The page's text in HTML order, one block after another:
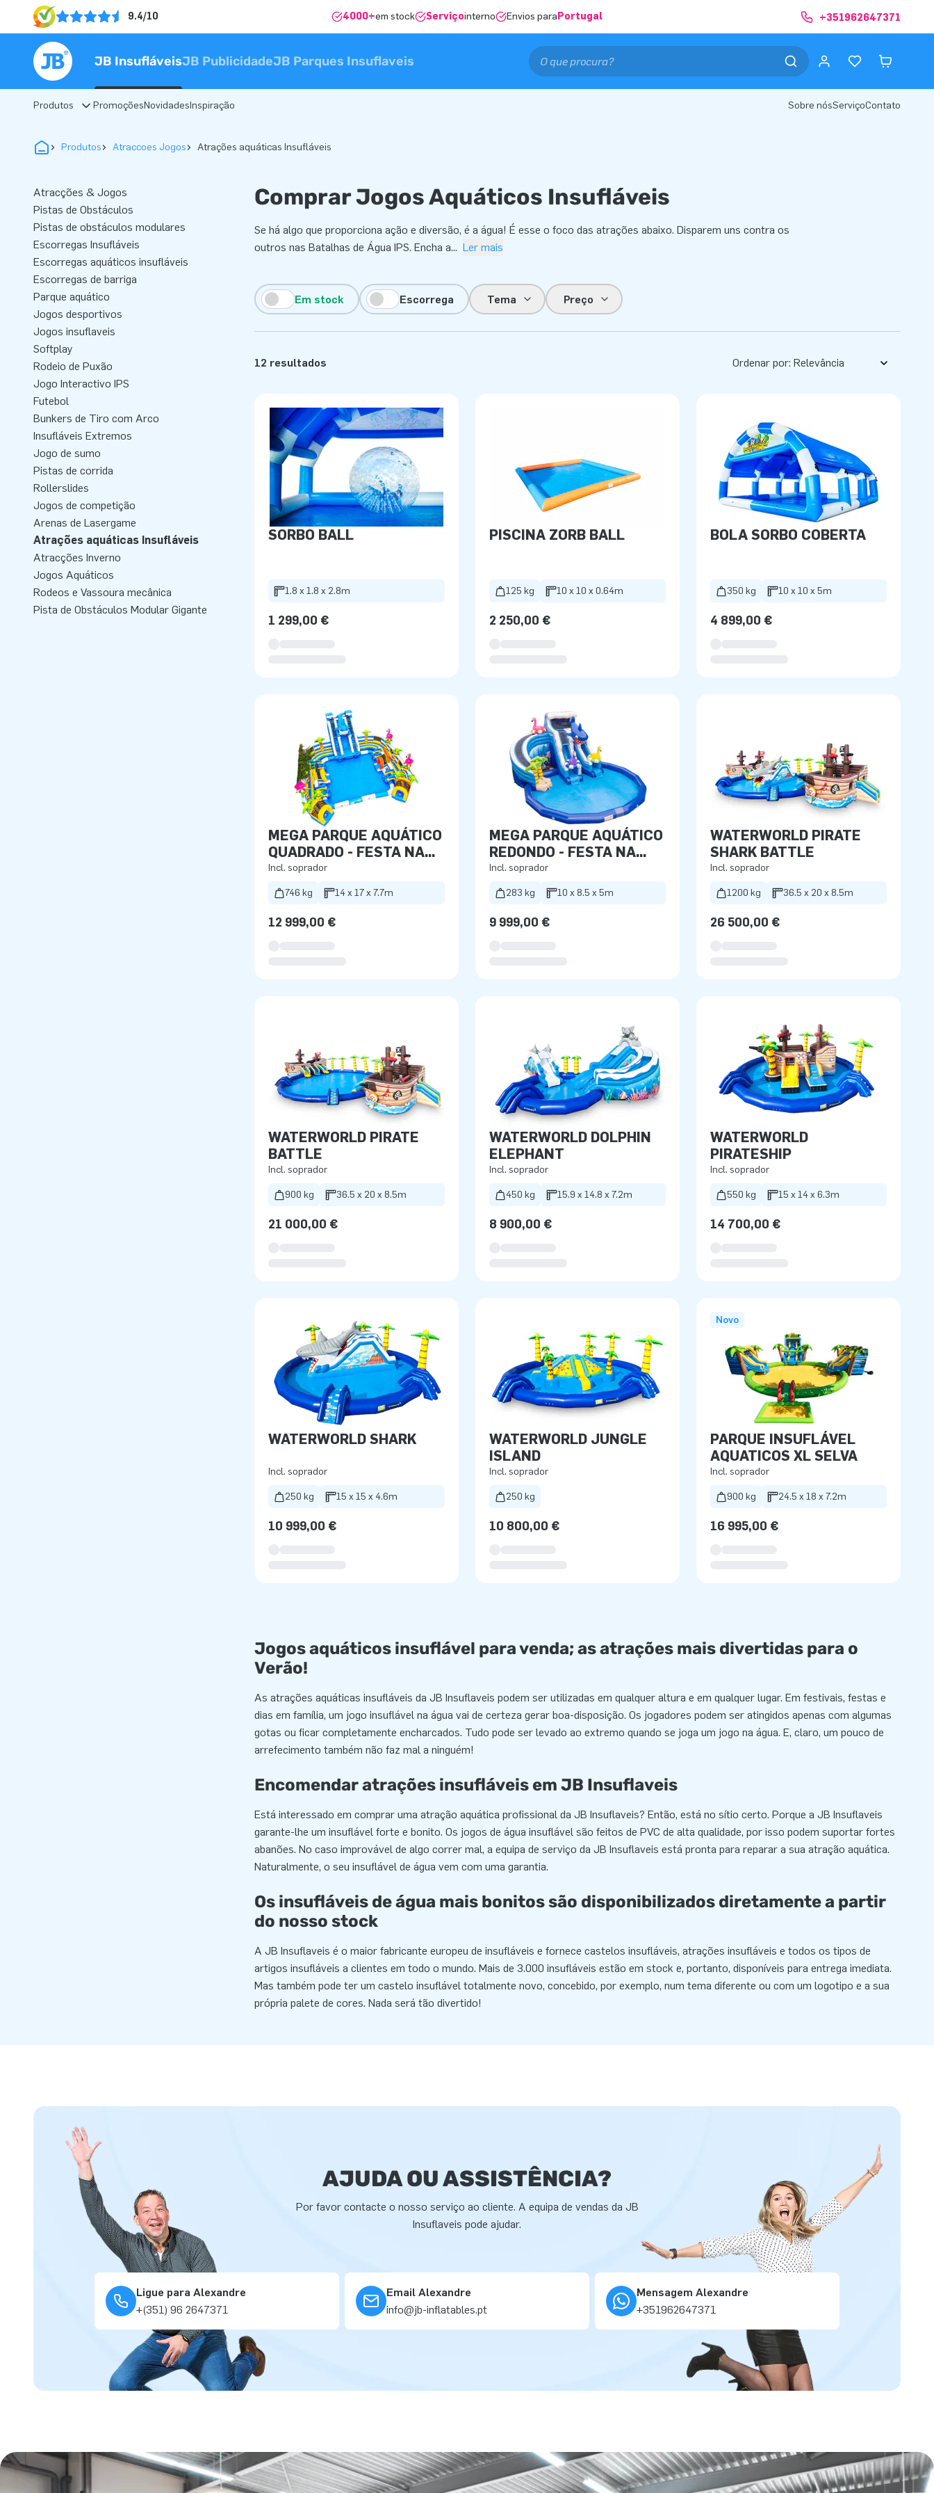
9.4/10 4000+em stock Serviçointerno Envios para Portugal +351962647371
JB InsufláveisJB PublicidadeJB Parques Insuflaveis
Produtos PromoçõesNovidadesInspiração Sobre nósServiçoContato
Produtos Atraccoes Jogos Atrações aquáticas Insufláveis
Atracções & Jogos
Pistas de Obstáculos
Pistas de obstáculos modulares
Escorregas Insufláveis
Escorregas aquáticos insufláveis
Escorregas de barriga
Parque aquático
Jogos desportivos
Jogos insuflaveis
Softplay
Rodeio de Puxão
Jogo Interactivo IPS
Futebol
Bunkers de Tiro com Arco
Insufláveis Extremos
Jogo de sumo
Pistas de corrida
Rollerslides
Jogos de competição
Arenas de Lasergame
Atrações aquáticas Insufláveis
Atracções Inverno
Jogos Aquáticos
Rodeos e Vassoura mecânica
Pista de Obstáculos Modular Gigante
Comprar Jogos Aquáticos Insufláveis
Se há algo que proporciona ação e diversão, é a água! É esse o foco das atrações abaixo. Disparem uns contra os
outros nas Batalhas de Água IPS. Encha a... Ler mais
Em stock Escorrega Tema Preço
12 resultados Ordenar por:
SORBO BALL
1.8 x 1.8 x 2.8m
1 299,00 €
PISCINA ZORB BALL
125 kg 10 x 10 x 0.64m
2 250,00 €
BOLA SORBO COBERTA
350 kg 10 x 10 x 5m
4 899,00 €
MEGA PARQUE AQUÁTICO
QUADRADO - FESTA NA
PRAIA
Incl. soprador
746 kg 14 x 17 x 7.7m
12 999,00 €
MEGA PARQUE AQUÁTICO
REDONDO - FESTA NA
PRAIA
Incl. soprador
283 kg 10 x 8.5 x 5m
9 999,00 €
WATERWORLD PIRATE
SHARK BATTLE
Incl. soprador
1200 kg 36.5 x 20 x 8.5m
26 500,00 €
WATERWORLD PIRATE
BATTLE
Incl. soprador
900 kg 36.5 x 20 x 8.5m
21 000,00 €
WATERWORLD DOLPHIN
ELEPHANT
Incl. soprador
450 kg 15.9 x 14.8 x 7.2m
8 900,00 €
WATERWORLD
PIRATESHIP
Incl. soprador
550 kg 15 x 14 x 6.3m
14 700,00 €
WATERWORLD SHARK
Incl. soprador
250 kg 15 x 15 x 4.6m
10 999,00 €
WATERWORLD JUNGLE
ISLAND
Incl. soprador
250 kg
10 800,00 €
Novo
PARQUE INSUFLÁVEL
AQUATICOS XL SELVA
Incl. soprador
900 kg 24.5 x 18 x 7.2m
16 995,00 €
Jogos aquáticos insuflável para venda; as atrações mais divertidas para o
Verão!
As atrações aquáticas insufláveis da JB Insuflaveis podem ser utilizadas em qualquer altura e em qualquer lugar. Em festivais, festas e
dias em família, um jogo insuflável na água vai de certeza gerar boa-disposição. Os jogadores podem ser atingidos apenas com algumas
gotas ou ficar completamente encharcados. Tudo pode ser levado ao extremo quando se joga um jogo na água. E, claro, um pouco de
arrefecimento também não faz mal a ninguém!
Encomendar atrações insufláveis em JB Insuflaveis
Está interessado em comprar uma atração aquática profissional da JB Insuflaveis? Então, está no sítio certo. Porque a JB Insuflaveis
garante-lhe um insuflável forte e bonito. Os jogos de água insuflável são feitos de PVC de alta qualidade, por isso podem suportar fortes
abanões. No caso improvável de algo correr mal, a equipa de serviço da JB Insuflaveis está pronta para reparar a sua atração aquática.
Naturalmente, o seu insuflável de água vem com uma garantia.
Os insufláveis de água mais bonitos são disponibilizados diretamente a partir
do nosso stock
A JB Insuflaveis é o maior fabricante europeu de insufláveis e fornece castelos insufláveis, atrações insufláveis e todos os tipos de
artigos insufláveis a clientes em todo o mundo. Mais de 3.000 insufláveis estão em stock e, portanto, disponíveis para entrega imediata.
Mas também pode ter um castelo insuflável totalmente novo, concebido, por exemplo, num tema diferente ou com um logotipo e a sua
própria palete de cores. Nada será tão divertido!
AJUDA OU ASSISTÊNCIA?
Por favor contacte o nosso serviço ao cliente. A equipa de vendas da JB
Insuflaveis pode ajudar.
Ligue para Alexandre
+(351) 96 2647371
Email Alexandre
info@jb-inflatables.pt
Mensagem Alexandre
+351962647371